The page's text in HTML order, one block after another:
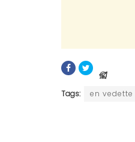
Tags: en vedette